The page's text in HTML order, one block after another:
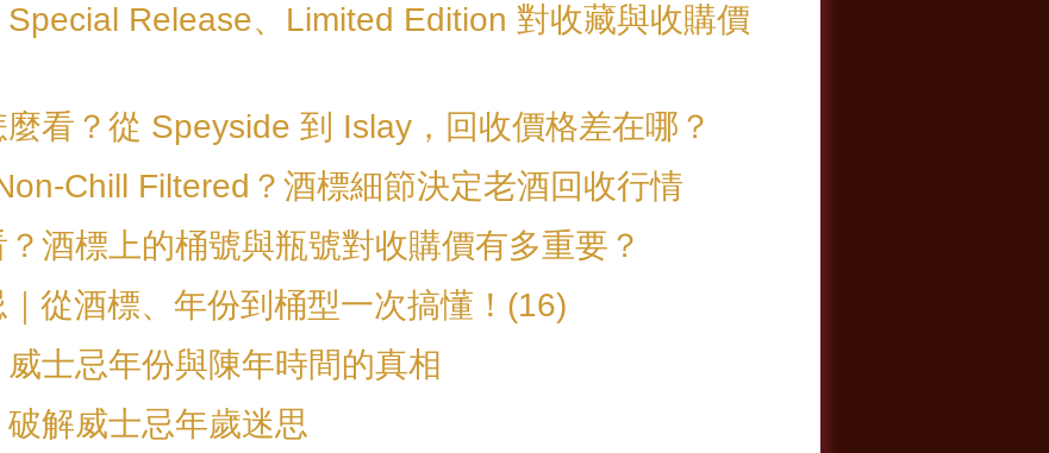
Release、Limited Edition 對收藏與收購價
看？從 Speyside 到 Islay，回收價格差在哪？
Chill Filtered？酒標細節決定老酒回收行情
酒標上的桶號與瓶號對收購價有多重要？
從酒標、年份到桶型一次搞懂！(16)
士忌年份與陳年時間的真相
解威士忌年歲迷思